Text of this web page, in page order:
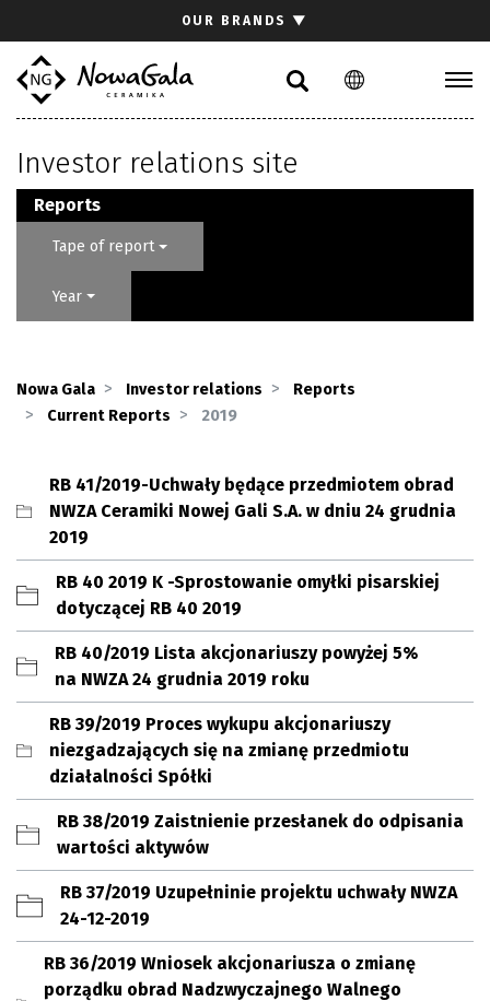
PL EN
OUR BRANDS ▼
Investor relations site
Reports
Tape of report
Year
Nowa Gala Investor relations
Reports
Current Reports
2019
RB 41/2019-Uchwały będące przedmiotem obrad
NWZA Ceramiki Nowej Gali S.A. w dniu 24 grudnia
2019
RB 40 2019 K -Sprostowanie omyłki pisarskiej
dotyczącej RB 40 2019
RB 40/2019 Lista akcjonariuszy powyżej 5%
na NWZA 24 grudnia 2019 roku
RB 39/2019 Proces wykupu akcjonariuszy
niezgadzających się na zmianę przedmiotu
działalności Spółki
RB 38/2019 Zaistnienie przesłanek do odpisania
wartości aktywów
RB 37/2019 Uzupełninie projektu uchwały NWZA
24-12-2019
RB 36/2019 Wniosek akcjonariusza o zmianę
porządku obrad Nadzwyczajnego Walnego
Collections
Inspirations